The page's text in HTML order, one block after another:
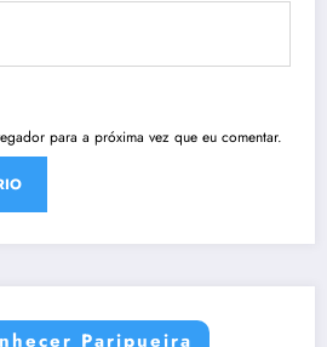
para a próxima vez que eu comentar.
Paripueira